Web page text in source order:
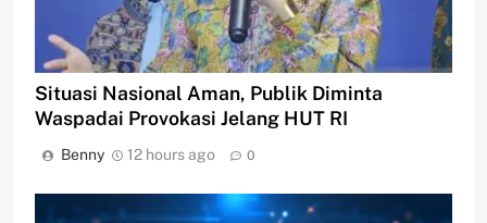
Situasi Nasional Aman, Publik Diminta
Waspadai Provokasi Jelang HUT RI
Benny 12 hours ago 0